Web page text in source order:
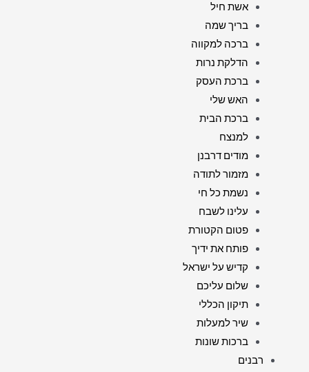
אשת חיל
בריך שמה
ברכה למקווה
הדלקת נרות
ברכת העסק
האש שלי
ברכת הבית
למנצח
מודים דרבנן
מזמור לתודה
נשמת כל חי
עלינו לשבח
פטום הקטורת
פותח את ידיך
קדיש על ישראל
שלום עליכם
תיקון הכללי
שיר למעלות
ברכות שונות
רבנים